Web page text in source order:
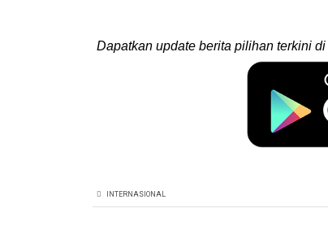
Dapatkan update berita pilihan terkini di
INTERNASIONAL